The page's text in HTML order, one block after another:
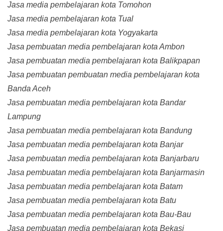
Jasa media pembelajaran kota Tomohon
Jasa media pembelajaran kota Tual
Jasa media pembelajaran kota Yogyakarta
Jasa pembuatan media pembelajaran kota Ambon
Jasa pembuatan media pembelajaran kota Balikpapan
Jasa pembuatan pembuatan media pembelajaran kota
Banda Aceh
Jasa pembuatan media pembelajaran kota Bandar
Lampung
Jasa pembuatan media pembelajaran kota Bandung
Jasa pembuatan media pembelajaran kota Banjar
Jasa pembuatan media pembelajaran kota Banjarbaru
Jasa pembuatan media pembelajaran kota Banjarmasin
Jasa pembuatan media pembelajaran kota Batam
Jasa pembuatan media pembelajaran kota Batu
Jasa pembuatan media pembelajaran kota Bau-Bau
Jasa pembuatan media pembelajaran kota Bekasi